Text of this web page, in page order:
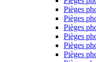
Pièges
Pièges
Pièges
Pièges
Pièges
Pièges